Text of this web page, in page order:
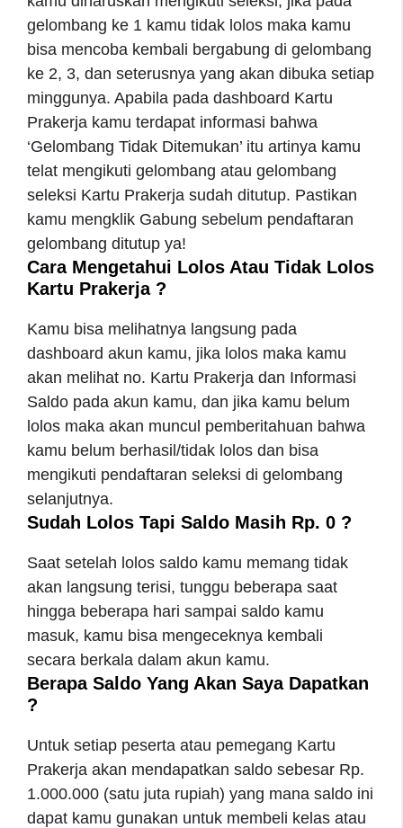
gelombang ke 1 kamu tidak lolos maka kamu
bisa mencoba kembali bergabung di gelombang
ke 2, 3, dan seterusnya yang akan dibuka setiap
minggunya. Apabila pada dashboard Kartu
Prakerja kamu terdapat informasi bahwa
‘Gelombang Tidak Ditemukan’ itu artinya kamu
telat mengikuti gelombang atau gelombang
seleksi Kartu Prakerja sudah ditutup. Pastikan
kamu mengklik Gabung sebelum pendaftaran
gelombang ditutup ya!
Cara Mengetahui Lolos Atau Tidak Lolos
Kartu Prakerja ?
Kamu bisa melihatnya langsung pada
dashboard akun kamu, jika lolos maka kamu
akan melihat no. Kartu Prakerja dan Informasi
Saldo pada akun kamu, dan jika kamu belum
lolos maka akan muncul pemberitahuan bahwa
kamu belum berhasil/tidak lolos dan bisa
mengikuti pendaftaran seleksi di gelombang
selanjutnya.
Sudah Lolos Tapi Saldo Masih Rp. 0 ?
Saat setelah lolos saldo kamu memang tidak
akan langsung terisi, tunggu beberapa saat
hingga beberapa hari sampai saldo kamu
masuk, kamu bisa mengeceknya kembali
secara berkala dalam akun kamu.
Berapa Saldo Yang Akan Saya Dapatkan
?
Untuk setiap peserta atau pemegang Kartu
Prakerja akan mendapatkan saldo sebesar Rp.
1.000.000 (satu juta rupiah) yang mana saldo ini
dapat kamu gunakan untuk membeli kelas atau